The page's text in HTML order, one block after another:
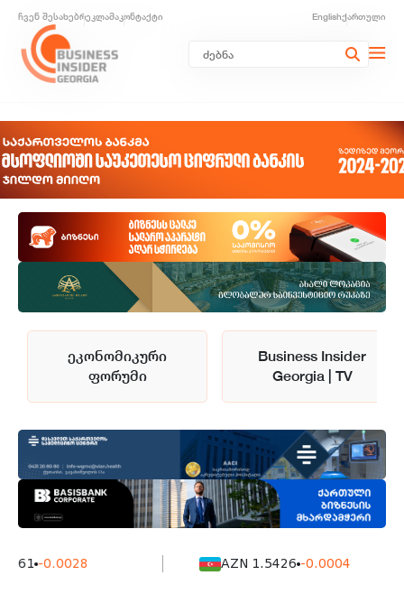
ჩვენ შესახებრეკლამაკონტაქტი Englishქართული
ეკონომიკური
ფორუმი
Business Insider
Georgia | TV
-0.0028 AZN 1.5426 -0.0004